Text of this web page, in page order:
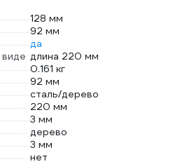
128 мм
92 мм
да
длина 220 мм
0.161 кг
92 мм
сталь/дерево
220 мм
3 мм
дерево
3 мм
нет